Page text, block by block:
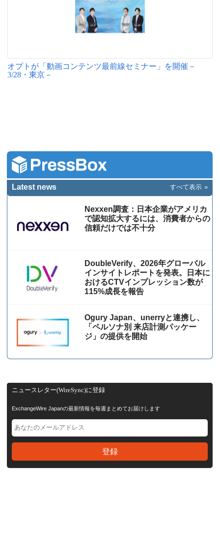
オプトが「動画コンテンツ最前線セミナー」を開催－
3/28・東京－
Latest news すべて表示
Nexxen調査：日本企業がアメリカ
で認知拡大するには、消費者からの
信頼だけでは不十分
DoubleVerify、2026年グローバル
インサイトレポートを発表。日本に
おけるCTVインプレッション数が
115%成⻑を報告
Ogury Japan、unerryと連携し、
「ペルソナ別 来店計測パッケー
ジ」の提供を開始
ニュースレター(WireSync)に登録
ExchangeWire Japanの最新情報を毎週まとめてお届けします